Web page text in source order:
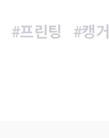
#프린팅
#캥